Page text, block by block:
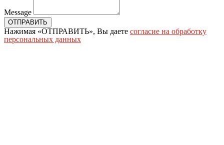
Message
ОТПРАВИТЬ
Нажимая «ОТПРАВИТЬ», Вы даете согласие на обработку
персональных данных